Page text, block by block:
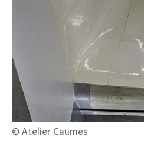
© Atelier Caumes